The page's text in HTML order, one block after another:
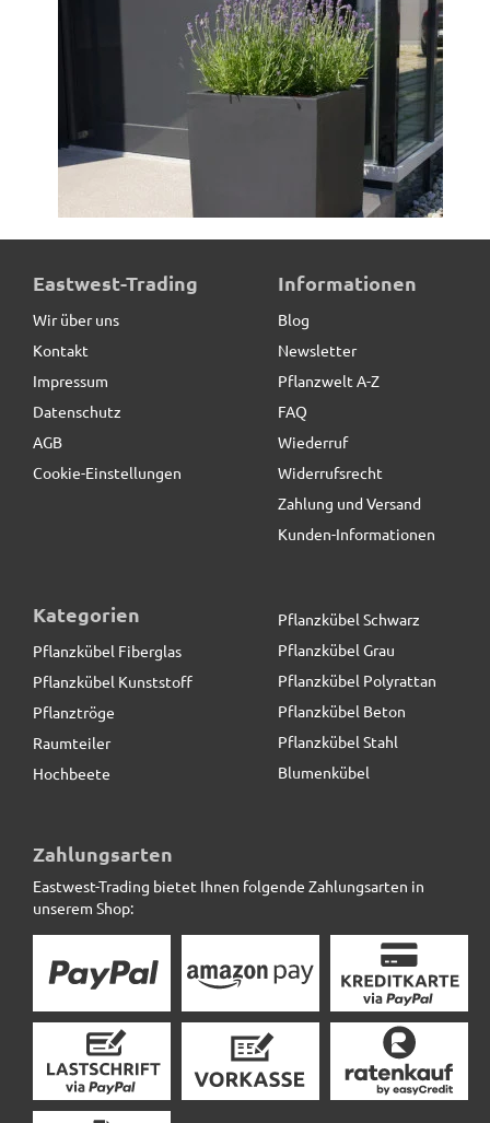
Kerstinschreibt31.07.2020
Schicker Untersetzer.<br>Preis OK
schreibt15.05.2020
Tolle Qualität
Passt perfekt!
Pflanzkübel der BUNDESGARTENSCHAU, Fiberglas
136,50 € *statt
schwarz
86,90 € *
Eastwest-Trading
Wir über uns
Kontakt
Impressum
Datenschutz
AGB
Cookie-Einstellungen
Informationen
Blog
Newsletter
Pflanzwelt A-Z
FAQ
Wiederruf
Widerrufsrecht
Zahlung und Versand
Kunden-Informationen
Kategorien
Pflanzkübel Fiberglas
Pflanzkübel Kunststoff
Pflanztröge
Raumteiler
Hochbeete
Pflanzkübel Schwarz
Pflanzkübel Grau
Pflanzkübel Polyrattan
Pflanzkübel Beton
Pflanzkübel Stahl
Blumenkübel
Zahlungsarten
Eastwest-Trading bietet Ihnen folgende Zahlungsarten in
unserem Shop: